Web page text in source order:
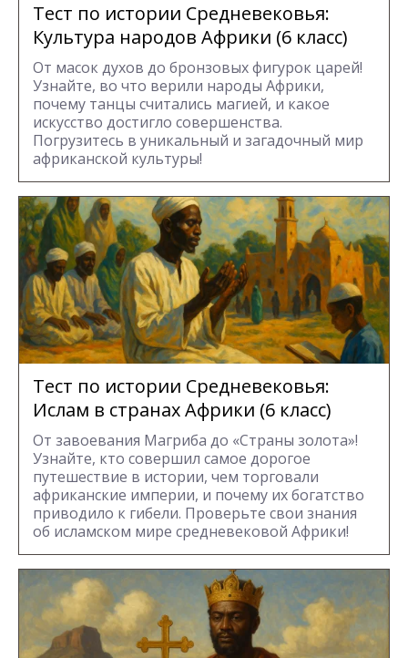
Тест по истории Средневековья:
Культура народов Африки (6 класс)
От масок духов до бронзовых фигурок царей!
Узнайте, во что верили народы Африки,
почему танцы считались магией, и какое
искусство достигло совершенства.
Погрузитесь в уникальный и загадочный мир
африканской культуры!
Тест по истории Средневековья:
Ислам в странах Африки (6 класс)
От завоевания Магриба до «Страны золота»!
Узнайте, кто совершил самое дорогое
путешествие в истории, чем торговали
африканские империи, и почему их богатство
приводило к гибели. Проверьте свои знания
об исламском мире средневековой Африки!